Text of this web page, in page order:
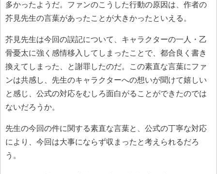
多かったようだ。ファンのこうした行動の原因は、作者の
芥見先生の言葉があったことが大きかったといえる。
芥見先生は今回の誤記について、キャラクターの一人・乙
骨憂太に強く感情移入してしまったことで、都合良く書き
換えてしまった、と謝罪したのだ。この素直な言葉にファ
ンは共感し、先生のキャラクターへの想いが聞けて嬉しい
と感じ、公式の対応をむしろ面白がることができたのでは
ないだろうか。
先生の今回の件に関する素直な言葉と、公式の丁寧な対応
により、今回は大事にならず収まったと考えられるだろ
う。